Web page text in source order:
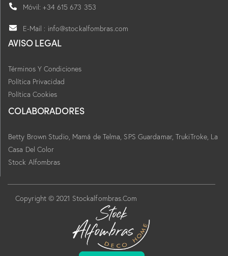
Móvil: +34 615 673 353
E-Mail : info@stockalfombras.com
AVISO LEGAL
Términos Y Condiciones
Política Privacidad
Política Cookies
COLABORADORES
Betty Brown Studio, Mamá de Telma, SPS Guardamar, TrukiTroke, La
Casa Del Color
Stock Alfombras
Copyright © 2021 Stockalfombras.Com